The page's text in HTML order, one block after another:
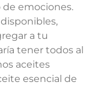
emociones.
a tu
tener todos al
aceites
esencial de